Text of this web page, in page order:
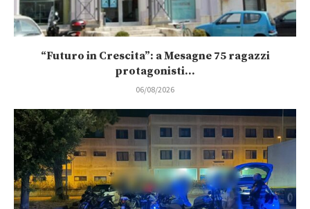
“Futuro in Crescita”: a Mesagne 75 ragazzi
protagonisti...
06/08/2026